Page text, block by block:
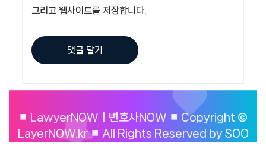
그리고 웹사이트를 저장합니다.
⏹︎ LawyerNOWㅣ변호사NOW ⏹︎ Copyright ©
LayerNOW.kr ⏹︎ All Rights Reserved by SOO